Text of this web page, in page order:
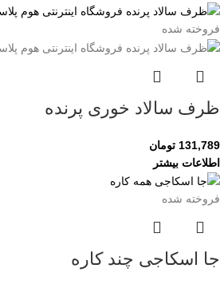
فروخته شده
ظرف سالاد خوری پرنده
131,789 تومان
اطلاعات بیشتر
فروخته شده
جا اسکاجی چند کاره